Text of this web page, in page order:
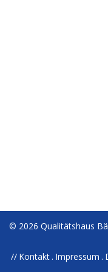
© 2026 Qualitätshaus
Kontakt Impressum